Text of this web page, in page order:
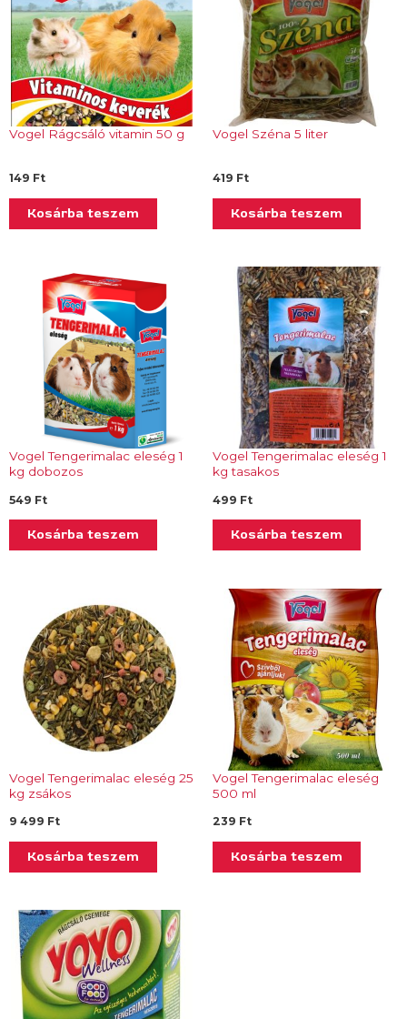
Vogel Rágcsáló vitamin 50 g
149 Ft
Kosárba teszem
Vogel Széna 5 liter
419 Ft
Kosárba teszem
Vogel Tengerimalac eleség 1
kg dobozos
549 Ft
Kosárba teszem
Vogel Tengerimalac eleség 1
kg tasakos
499 Ft
Kosárba teszem
Vogel Tengerimalac eleség 25
kg zsákos
9 499 Ft
Kosárba teszem
Vogel Tengerimalac eleség
500 ml
239 Ft
Kosárba teszem